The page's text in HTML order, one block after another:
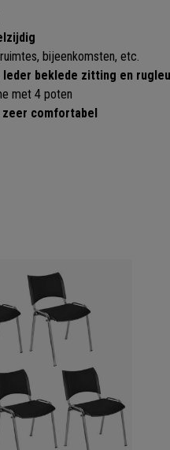
bijeenkomsten, etc.
beklede zitting en
met 4 poten
zeer comfortabel